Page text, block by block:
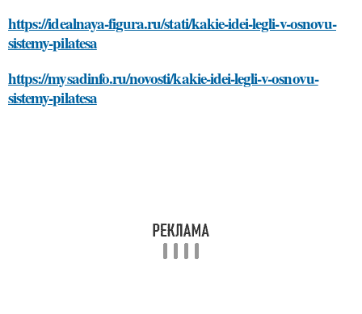
https://idealnaya-figura.ru/stati/kakie-idei-legli-v-osnovu-
sistemy-pilatesa
https://mysadinfo.ru/novosti/kakie-idei-legli-v-osnovu-
sistemy-pilatesa